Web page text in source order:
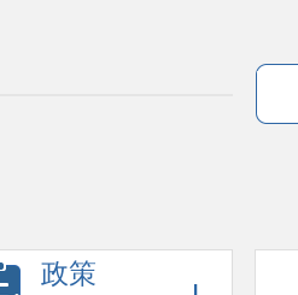
政策